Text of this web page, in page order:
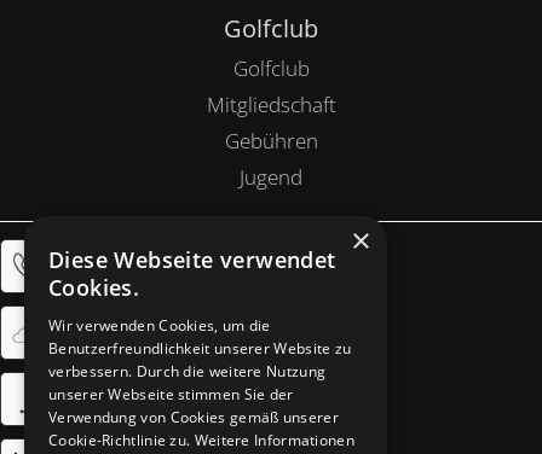
Golfclub
Golfclub
Mitgliedschaft
Gebühren
Jugend
Anlage
Restaurant
Pro Shop
Bespielbarkeit
×
Diese Webseite verwendet
Cookies.
Wir verwenden Cookies, um die
Benutzerfreundlichkeit unserer Website zu
verbessern. Durch die weitere Nutzung
unserer Webseite stimmen Sie der
Verwendung von Cookies gemäß unserer
Cookie-Richtlinie zu. Weitere Informationen